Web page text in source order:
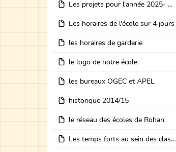
Les projets pour l'année 2025- 2026: école dehors, journées partage des classes, et coopération avec les résidents de l'EHPAD
Les horaires de l'école sur 4 jours
les horaires de garderie
le logo de notre école
les bureaux OGEC et APEL
historique 2014/15
le réseau des écoles de Rohan
Les temps forts au sein des classes avec des intervenants